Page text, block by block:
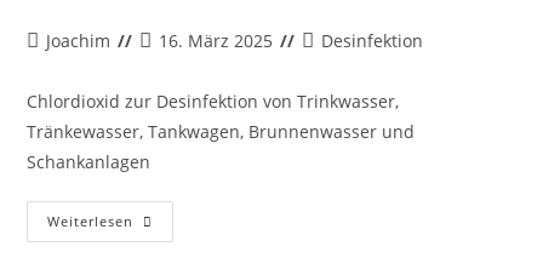
Joachim 16. März 2025 Desinfektion
Chlordioxid zur Desinfektion von Trinkwasser,
Tränkewasser, Tankwagen, Brunnenwasser und
Schankanlagen
Weiterlesen